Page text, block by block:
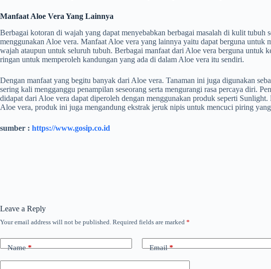
Manfaat Aloe Vera Yang Lainnya
Berbagai kotoran di wajah yang dapat menyebabkan berbagai masalah di kulit
menggunakan Aloe vera. Manfaat Aloe vera yang lainnya yaitu dapat berguna
wajah ataupun untuk seluruh tubuh. Berbagai manfaat dari Aloe vera berguna untuk
ringan untuk memperoleh kandungan yang ada di dalam Aloe vera itu sendiri.
Dengan manfaat yang begitu banyak dari Aloe vera. Tanaman ini juga digunakan
sering kali mengganggu penampilan seseorang serta mengurangi rasa percaya diri.
didapat dari Aloe vera dapat diperoleh dengan menggunakan produk seperti
Aloe vera, produk ini juga mengandung ekstrak jeruk nipis untuk mencuci piring
sumber : https://www.gosip.co.id
Leave a Reply
Your email address will not be published. Required fields are marked *
Name* Email*